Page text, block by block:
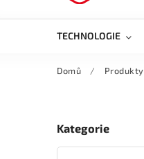
TECHNOLOGIE
Domů / Produkty
Kategorie